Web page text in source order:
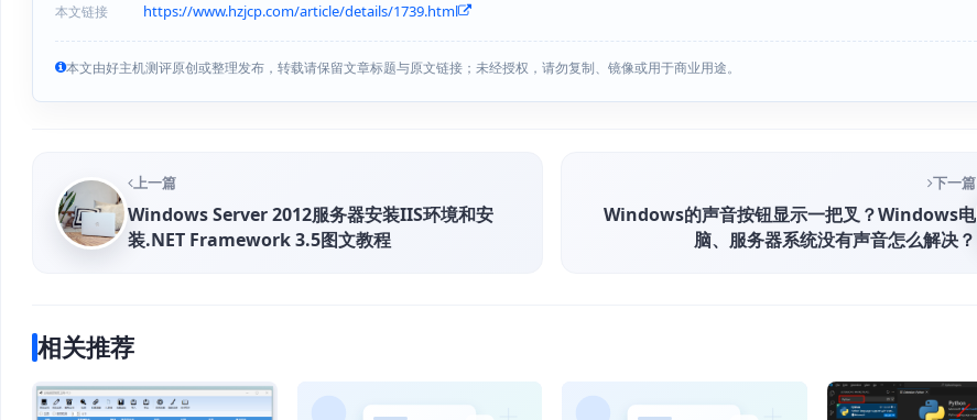
本文链接 https://www.hzjcp.com/article/details/1739.html
本文由好主机测评原创或整理发布，转载请保留文章标题与原文链接；未经授权，请勿复制、镜像或用于商业用途。
上一篇
Windows Server 2012服务器安装IIS环境和安
装.NET Framework 3.5图文教程
下一篇
Windows的声音按钮显示一把叉？Windows电
脑、服务器系统没有声音怎么解决？
相关推荐